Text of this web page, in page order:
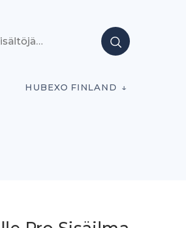
HUBEXO FINLAND